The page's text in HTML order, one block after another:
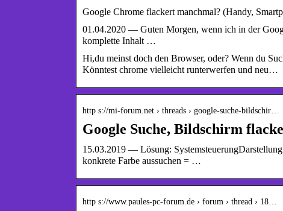
Google Chrome flackert manchmal? (Handy,
01.04.2020 — Guten Morgen, wenn ich in der
komplette Inhalt …
Hi,du meinst doch den Browser, oder? Wenn du
Könntest chrome vielleicht runterwerfen und neu…
http s://mi-forum.net › threads › google-suche-bildschir…
Google Suche, Bildschirm
15.03.2019 — Lösung: SystemsteuerungDarstellung
konkrete Farbe aussuchen = …
http s://www.paules-pc-forum.de › forum › thread › 18…